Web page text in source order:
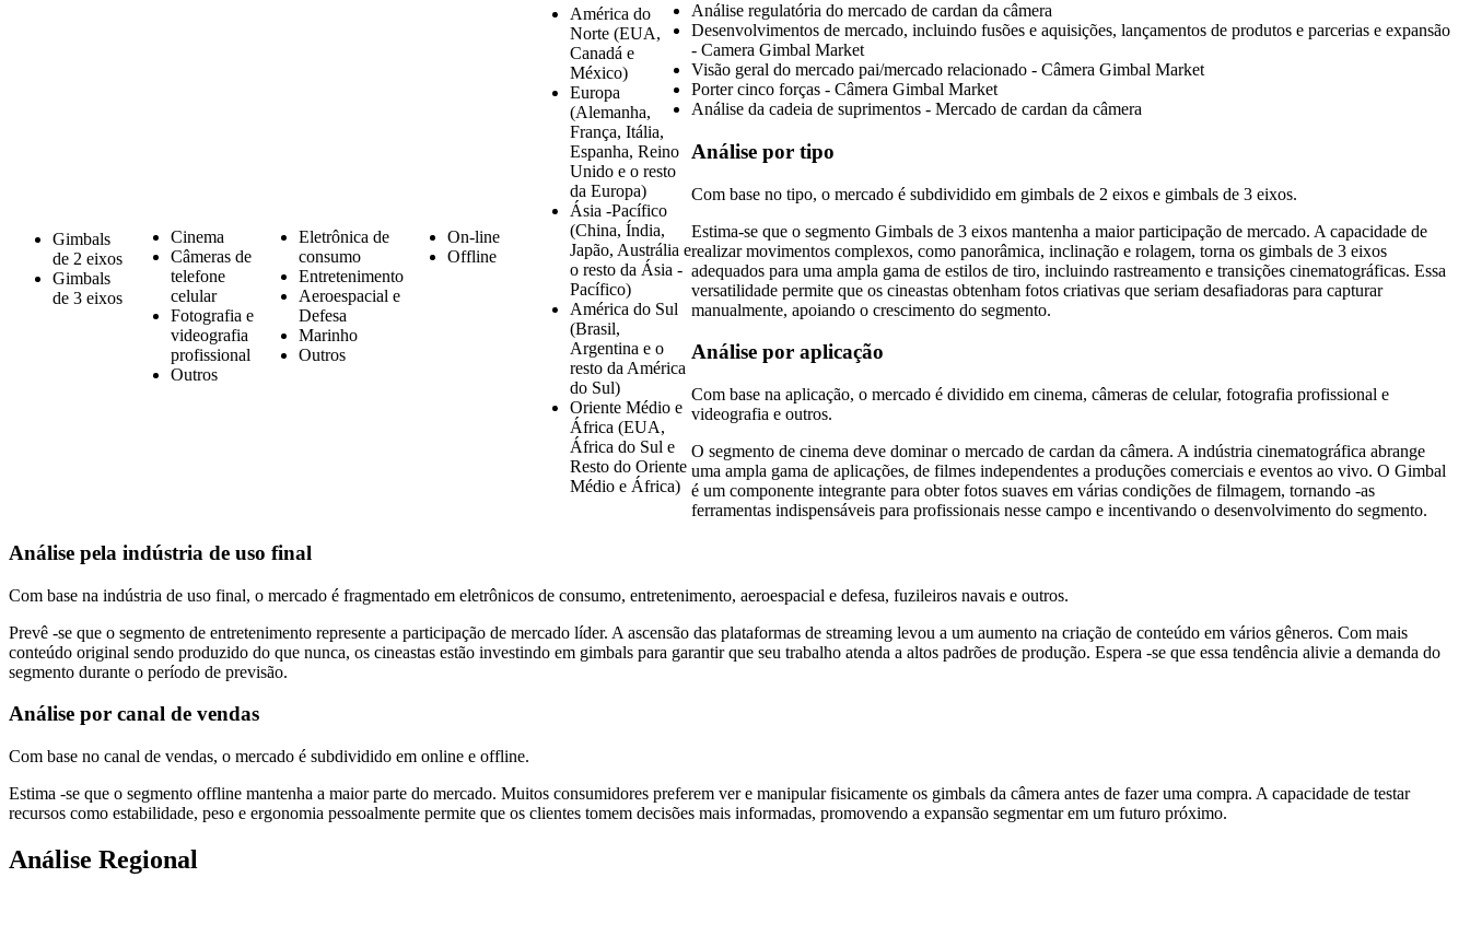
Gimbals
de 2 eixos
Gimbals
de 3 eixos
Cinema
Câmeras de
telefone
celular
Fotografia e
videografia
profissional
Outros
Eletrônica de
consumo
Entretenimento
Aeroespacial e
Defesa
Marinho
Outros
On-line
Offline
América do
Norte (EUA,
Canadá e
México)
Europa
(Alemanha,
França, Itália,
Espanha, Reino
Unido e o resto
da Europa)
Ásia -Pacífico
(China, Índia,
Japão, Austrália e
o resto da Ásia -
Pacífico)
América do Sul
(Brasil,
Argentina e o
resto da América
do Sul)
Oriente Médio e
África (EUA,
África do Sul e
Resto do Oriente
Médio e África)
Análise regulatória do mercado de cardan da câmera
Desenvolvimentos de mercado, incluindo fusões e aquisições, lançamentos de produtos e parcerias e expansão
- Camera Gimbal Market
Visão geral do mercado pai/mercado relacionado - Câmera Gimbal Market
Porter cinco forças - Câmera Gimbal Market
Análise da cadeia de suprimentos - Mercado de cardan da câmera
Análise por tipo
Com base no tipo, o mercado é subdividido em gimbals de 2 eixos e gimbals de 3 eixos.
Estima-se que o segmento Gimbals de 3 eixos mantenha a maior participação de mercado. A capacidade de
realizar movimentos complexos, como panorâmica, inclinação e rolagem, torna os gimbals de 3 eixos
adequados para uma ampla gama de estilos de tiro, incluindo rastreamento e transições cinematográficas. Essa
versatilidade permite que os cineastas obtenham fotos criativas que seriam desafiadoras para capturar
manualmente, apoiando o crescimento do segmento.
Análise por aplicação
Com base na aplicação, o mercado é dividido em cinema, câmeras de celular, fotografia profissional e
videografia e outros.
O segmento de cinema deve dominar o mercado de cardan da câmera. A indústria cinematográfica abrange
uma ampla gama de aplicações, de filmes independentes a produções comerciais e eventos ao vivo. O Gimbal
é um componente integrante para obter fotos suaves em várias condições de filmagem, tornando -as
ferramentas indispensáveis ​​para profissionais nesse campo e incentivando o desenvolvimento do segmento.
Análise pela indústria de uso final
Com base na indústria de uso final, o mercado é fragmentado em eletrônicos de consumo, entretenimento, aeroespacial e defesa, fuzileiros navais e outros.
Prevê -se que o segmento de entretenimento represente a participação de mercado líder. A ascensão das plataformas de streaming levou a um aumento na criação de conteúdo em vários gêneros. Com mais
conteúdo original sendo produzido do que nunca, os cineastas estão investindo em gimbals para garantir que seu trabalho atenda a altos padrões de produção. Espera -se que essa tendência alivie a demanda do
segmento durante o período de previsão.
Análise por canal de vendas
Com base no canal de vendas, o mercado é subdividido em online e offline.
Estima -se que o segmento offline mantenha a maior parte do mercado. Muitos consumidores preferem ver e manipular fisicamente os gimbals da câmera antes de fazer uma compra. A capacidade de testar
recursos como estabilidade, peso e ergonomia pessoalmente permite que os clientes tomem decisões mais informadas, promovendo a expansão segmentar em um futuro próximo.
Análise Regional